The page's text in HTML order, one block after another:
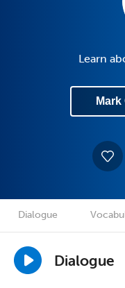
Learn
Dialogue
Dialogue